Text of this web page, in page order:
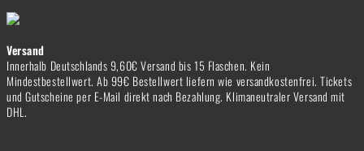
Versand
Innerhalb Deutschlands 9,60€ Versand bis 15 Flaschen. Kein
Mindestbestellwert. Ab 99€ Bestellwert liefern wie versandkostenfrei. Tickets
und Gutscheine per E-Mail direkt nach Bezahlung. Klimaneutraler Versand mit
DHL.